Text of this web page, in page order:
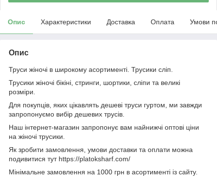
Опис Характеристики Доставка Оплата Умови
Опис
Труси жіночі в широкому асортименті. Трусики сліп.
Трусики жіночі бікіні, стринги, шортики, сліпи та великі
розміри.
Для покупців, яких цікавлять дешеві труси гуртом, ми завжди
запропонуємо вибір дешевих трусів.
Наш інтернет-магазин запропонує вам найнижчі оптові ціни
на жіночі трусики.
Як зробити замовлення, умови доставки та оплати можна
подивитися тут https://platoksharf.com/
Мінімальне замовлення на 1000 грн в асортименті із сайту.